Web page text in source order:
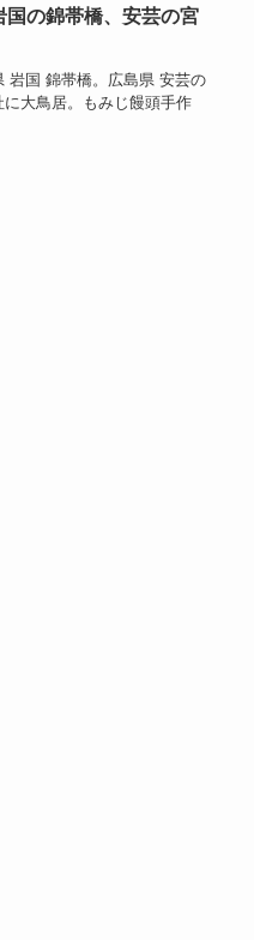
国の錦帯橋、安芸の宮
岩国 錦帯橋。広島県 安芸の
大鳥居。もみじ饅頭手作